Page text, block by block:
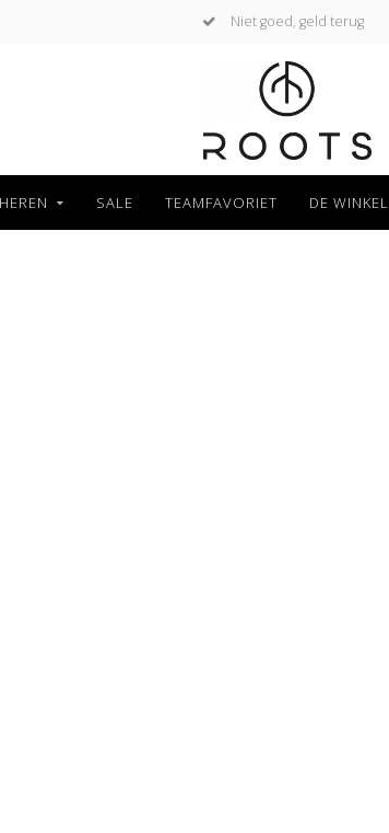
Niet goed, geld terug
HEREN SALE TEAMFAVORIET DE WINKEL